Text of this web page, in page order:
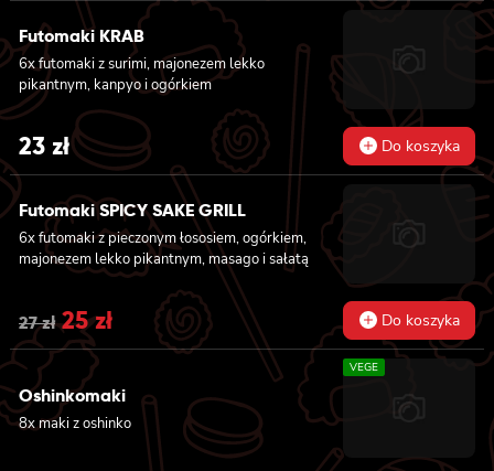
Futomaki KRAB
6x futomaki z surimi, majonezem lekko
pikantnym, kanpyo i ogórkiem
23 zł Do koszyka
Futomaki SPICY SAKE GRILL
6x futomaki z pieczonym łososiem, ogórkiem,
majonezem lekko pikantnym, masago i sałatą
27zł Original
price
was:
27 zł.
25zł Current
price
is:
25 zł.
Do koszyka
Oshinkomaki
8x maki z oshinko
VEGE